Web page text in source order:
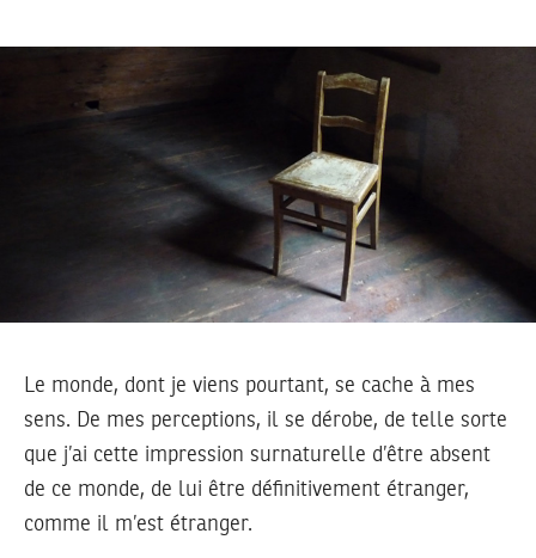
Le monde, dont je viens pourtant, se cache à mes
sens. De mes perceptions, il se dérobe, de telle sorte
que j’ai cette impression surnaturelle d’être absent
de ce monde, de lui être définitivement étranger,
comme il m’est étranger.